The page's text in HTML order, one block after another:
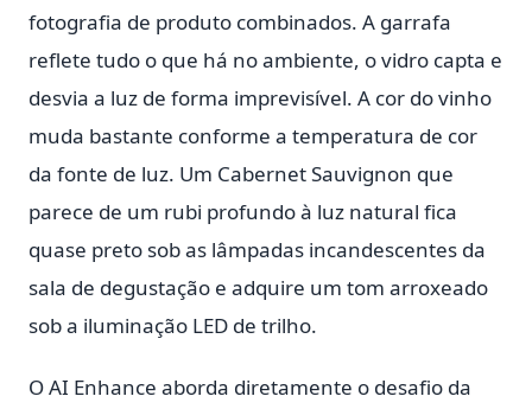
fotografia de produto combinados. A garrafa
reflete tudo o que há no ambiente, o vidro capta e
desvia a luz de forma imprevisível. A cor do vinho
muda bastante conforme a temperatura de cor
da fonte de luz. Um Cabernet Sauvignon que
parece de um rubi profundo à luz natural fica
quase preto sob as lâmpadas incandescentes da
sala de degustação e adquire um tom arroxeado
sob a iluminação LED de trilho.
O AI Enhance aborda diretamente o desafio da